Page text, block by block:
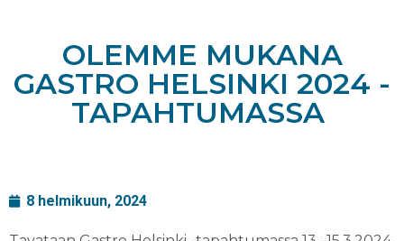
OLEMME MUKANA
GASTRO HELSINKI 2024 -
TAPAHTUMASSA
8 helmikuun, 2024